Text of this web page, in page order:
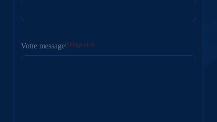
Votre message(Obligatoire)